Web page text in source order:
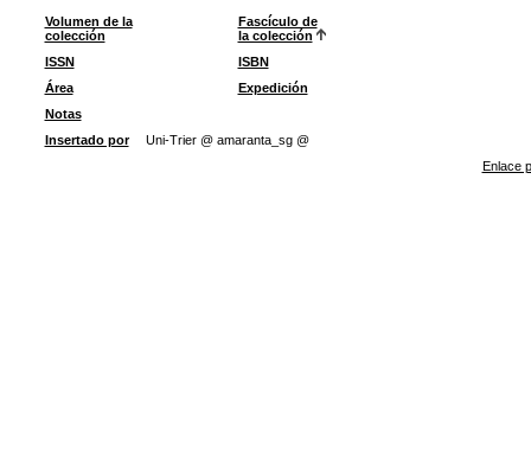
Volumen de la
colección
Fascículo de
la colección
ISSN
ISBN
Área
Expedición
Notas
Insertado por
Uni-Trier @ amaranta_sg @
Enlace